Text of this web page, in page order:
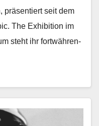
präsen­tiert seit dem
The Exhi­bi­tion im
ste­ht ihr fortwähren­